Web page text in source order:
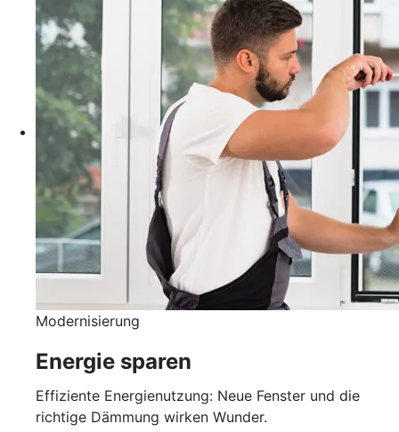
Modernisierung
Energie sparen
Effiziente Energienutzung: Neue Fenster und die
richtige Dämmung wirken Wunder.